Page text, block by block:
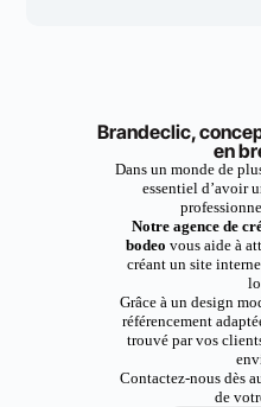
Brandeclic,
en
Dans un monde de
essentiel d’avoir
Notre agence de
bodeo vous aide à
créant un site
Grâce à un design
référencement
trouvé par vos
Contactez-nous dès
de